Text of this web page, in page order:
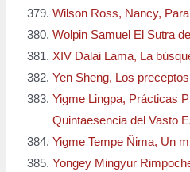
Wilson Ross, Nancy,
Wolpin Samuel El Sutra
XIV Dalai Lama, La
Yen Sheng, Los
Yigme Lingpa, Prácticas
Quintaesencia del Vasto
Yigme Tempe Ñima, Un
Yongey Mingyur